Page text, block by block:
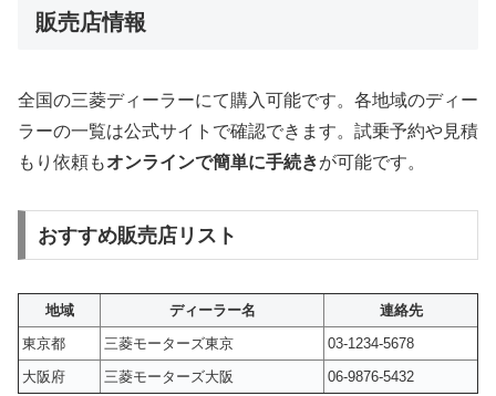
販売店情報
全国の三菱ディーラーにて購入可能です。各地域のディー
ラーの一覧は公式サイトで確認できます。試乗予約や見積
もり依頼もオンラインで簡単に手続きが可能です。
おすすめ販売店リスト
地域 ディーラー名
連絡先
東京都
三菱モーターズ東京
03-1234-5678
大阪府
三菱モーターズ大阪 06-9876-5432